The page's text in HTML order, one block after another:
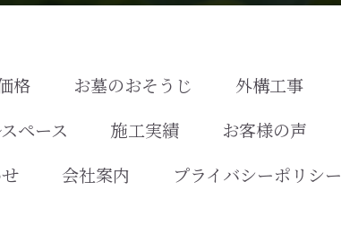
格 お墓のおそうじ 外構工事
ペース 施工実績 お客様の声
会社案内 プライバシーポリシー